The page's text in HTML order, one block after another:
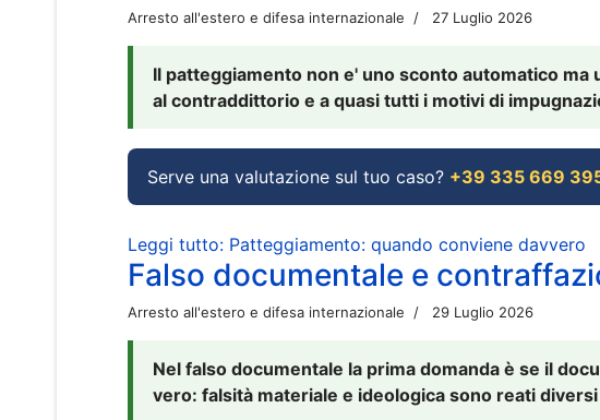
Arresto all'estero e difesa internazionale 27 Luglio 2026
Il patteggiamento non e' uno sconto automatico ma
al contraddittorio e a quasi tutti i motivi di
Serve una valutazione sul tuo caso? +39 335 669
Leggi tutto: Patteggiamento: quando conviene davvero
Falso documentale e
Arresto all'estero e difesa internazionale 29 Luglio 2026
Nel falso documentale la prima domanda è se il
vero: falsità materiale e ideologica sono reati